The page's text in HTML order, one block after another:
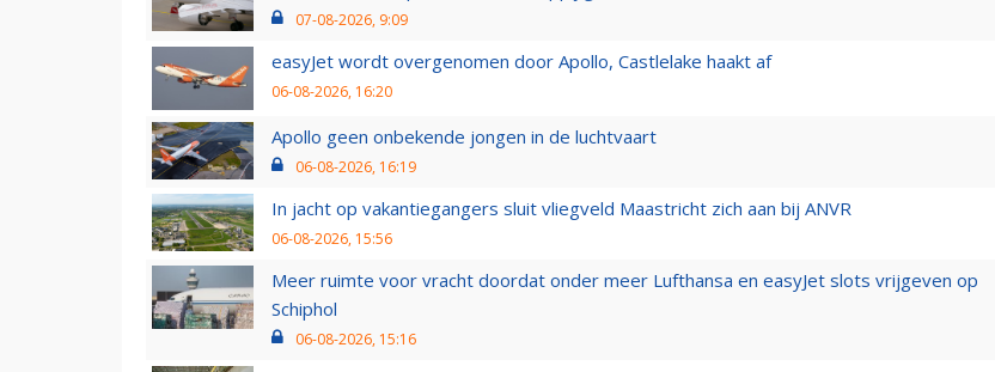
07-08-2026, 9:09
easyJet wordt overgenomen door Apollo, Castlelake haakt af
06-08-2026, 16:20
Apollo geen onbekende jongen in de luchtvaart
06-08-2026, 16:19
In jacht op vakantiegangers sluit vliegveld Maastricht zich aan bij ANVR
06-08-2026, 15:56
Meer ruimte voor vracht doordat onder meer Lufthansa en easyJet slots vrijgeven op
Schiphol
06-08-2026, 15:16